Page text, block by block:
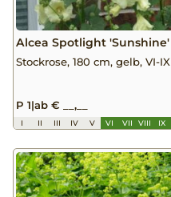
Alcea Spotlight 'Sunshine'
Stockrose, 180 cm, gelb, VI-IX
P 1|ab € __,__
I II III IV V VI VII VIII IX